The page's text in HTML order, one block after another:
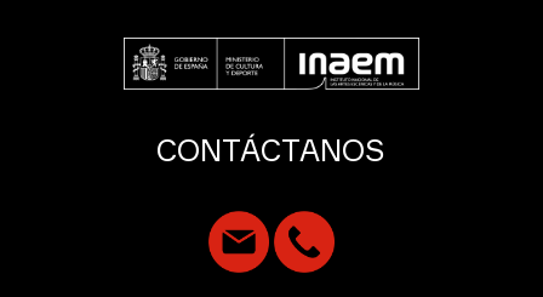
CONTÁCTANOS